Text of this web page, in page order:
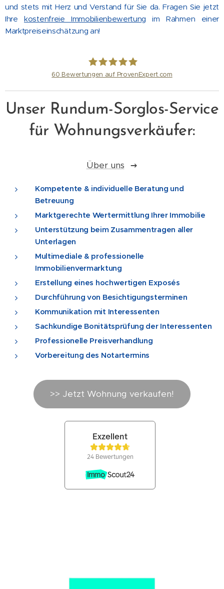
und stets mit Herz und Verstand für Sie da. Fragen Sie jetzt
Ihrekostenfreie Immobilienbewertung im Rahmen einer
Marktpreiseinschätzung an!
Nähr Immobilien GmbH
60 Bewertungen auf ProvenExpert.com
Unser Rundum-Sorglos-Service
für Wohnungsverkäufer:
Über uns
Kompetente & individuelle Beratung und
Betreuung
Marktgerechte Wertermittlung Ihrer Immobilie
Unterstützung beim Zusammentragen aller
Unterlagen
Multimediale & professionelle
Immobilienvermarktung
Erstellung eines hochwertigen Exposés
Durchführung von Besichtigungsterminen
Kommunikation mit Interessenten
Sachkundige Bonitätsprüfung der Interessenten
Professionelle Preisverhandlung
Vorbereitung des Notartermins
>> Jetzt Wohnung verkaufen!